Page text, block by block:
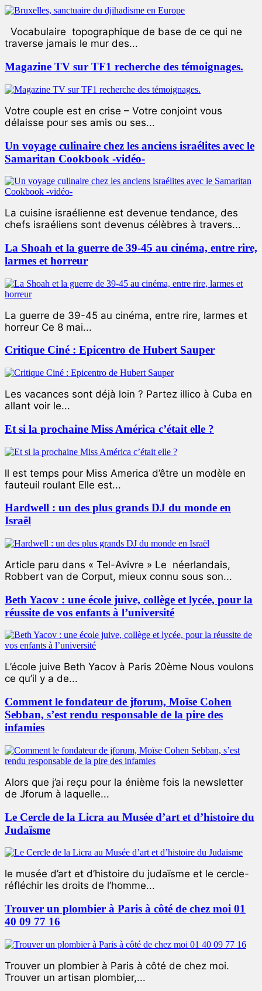
Vocabulaire topographique de base de ce qui ne
traverse jamais le mur des...
Magazine TV sur TF1 recherche des témoignages.
Votre couple est en crise – Votre conjoint vous
délaisse pour ses amis ou ses...
Un voyage culinaire chez les anciens israélites avec le
Samaritan Cookbook -vidéo-
La cuisine israélienne est devenue tendance, des
chefs israéliens sont devenus célèbres à travers...
La Shoah et la guerre de 39-45 au cinéma, entre rire,
larmes et horreur
La guerre de 39-45 au cinéma, entre rire, larmes et
horreur Ce 8 mai...
Critique Ciné : Epicentro de Hubert Sauper
Les vacances sont déjà loin ? Partez illico à Cuba en
allant voir le...
Et si la prochaine Miss América c’était elle ?
ll est temps pour Miss America d’être un modèle en
fauteuil roulant Elle est...
Hardwell : un des plus grands DJ du monde en
Israël
Article paru dans « Tel-Avivre » Le néerlandais,
Robbert van de Corput, mieux connu sous son...
Beth Yacov : une école juive, collège et lycée, pour la
réussite de vos enfants à l’université
L’école juive Beth Yacov à Paris 20ème Nous voulons
ce qu’il y a de...
Comment le fondateur de jforum, Moïse Cohen
Sebban, s’est rendu responsable de la pire des
infamies
Alors que j’ai reçu pour la énième fois la newsletter
de Jforum à laquelle...
Le Cercle de la Licra au Musée d’art et d’histoire du
Judaïsme
le musée d’art et d’histoire du judaïsme et le cercle-
réfléchir les droits de l’homme...
Trouver un plombier à Paris à côté de chez moi 01
40 09 77 16
Trouver un plombier à Paris à côté de chez moi.
Trouver un artisan plombier,...